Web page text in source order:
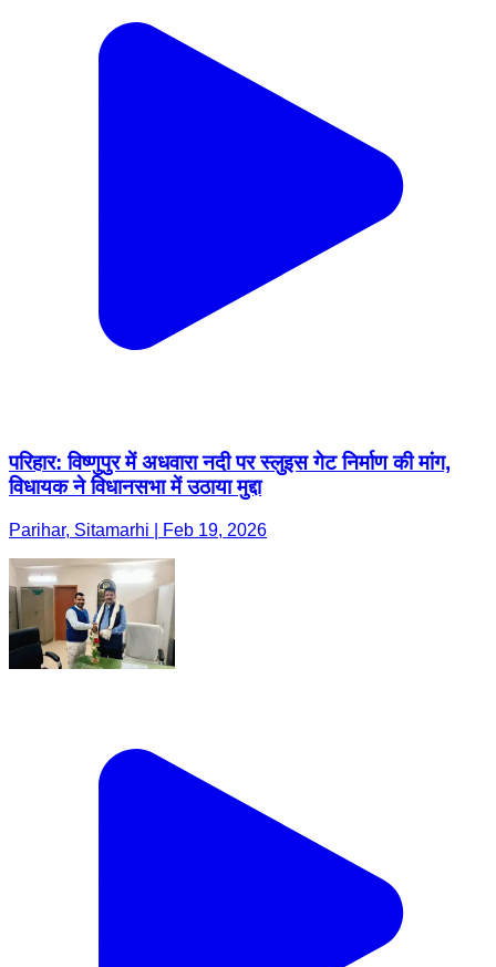
परिहार: विष्णुपुर में अधवारा नदी पर स्लुइस गेट निर्माण की मांग,
विधायक ने विधानसभा में उठाया मुद्दा
Parihar, Sitamarhi | Feb 19, 2026